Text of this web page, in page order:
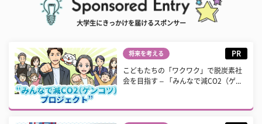
大学生にきっかけを届けるスポンサー
将来を考える PR
こどもたちの「ワクワク」で脱炭素社
会を目指す – 「みんなで減CO2（ゲ...